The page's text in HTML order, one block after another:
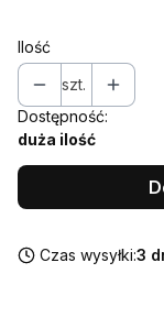
Ilość
szt.
Dostępność:
duża ilość
Czas wysyłki:3